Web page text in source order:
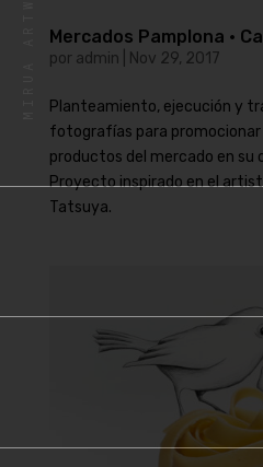
Mercados Pamplona ·
por admin Nov 29, 2017
Planteamiento, ejecución y
fotografías para promocionar
productos del mercado en su
Proyecto inspirado en el
Tatsuya.